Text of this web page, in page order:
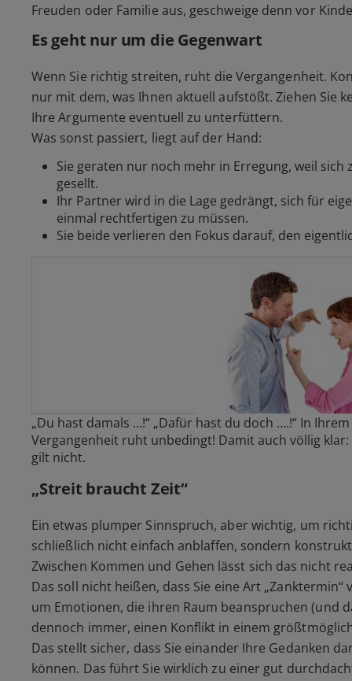
Freuden oder Familie aus, geschweige denn vor
Es geht nur um die Gegenwart
Wenn Sie richtig streiten, ruht die Vergangenheit.
nur mit dem, was Ihnen aktuell aufstößt. Ziehen Sie
Ihre Argumente eventuell zu unterfüttern.
Was sonst passiert, liegt auf der Hand:
Sie geraten nur noch mehr in Erregung, weil
gesellt.
Ihr Partner wird in die Lage gedrängt, sich für
einmal rechtfertigen zu müssen.
Sie beide verlieren den Fokus darauf, den
„Du hast damals …!“ „Dafür hast du doch ….!“ In
Vergangenheit ruht unbedingt! Damit auch völlig
gilt nicht.
„Streit braucht Zeit“
Ein etwas plumper Sinnspruch, aber wichtig, um
schließlich nicht einfach anblaffen, sondern
Zwischen Kommen und Gehen lässt sich das nicht
Das soll nicht heißen, dass Sie eine Art
um Emotionen, die ihren Raum beanspruchen (und
dennoch immer, einen Konflikt in einem
Das stellt sicher, dass Sie einander Ihre Gedanken
können. Das führt Sie wirklich zu einer gut